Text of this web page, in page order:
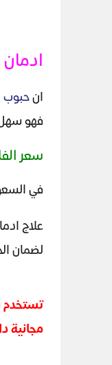
انحبوب
فهو سهل
سعر
في
علاج
لضمان
تستخدم
مجانية